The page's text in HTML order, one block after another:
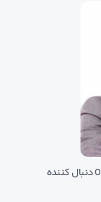
0 دنبال کننده